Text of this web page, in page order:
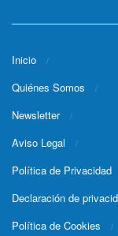
Inicio
Quiénes Somos
Newsletter
Aviso Legal
Política de Privacidad
Declaración de
Política de Cookies